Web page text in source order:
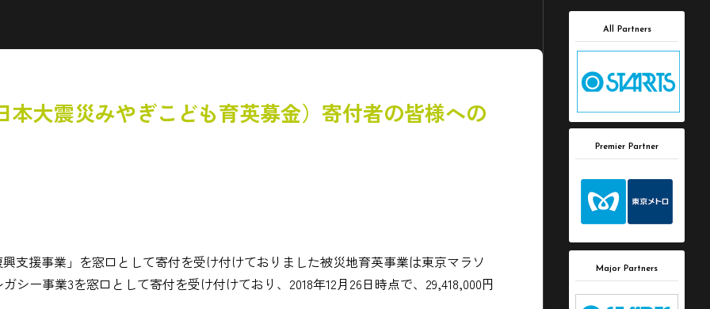
大震災みやぎこども育英募金）寄付者の皆様への
支援事業」を窓口として寄付を受け付けておりました被災地育英事業は東京マラソ
シー事業3を窓口として寄付を受け付けており、2018年12月26日時点で、29,418,000円
All Partners
Premier Partner
Major Partners